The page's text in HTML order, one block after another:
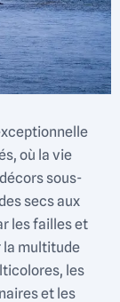
où la vie
sous-
secs aux
les failles et
la multitude
les
et les